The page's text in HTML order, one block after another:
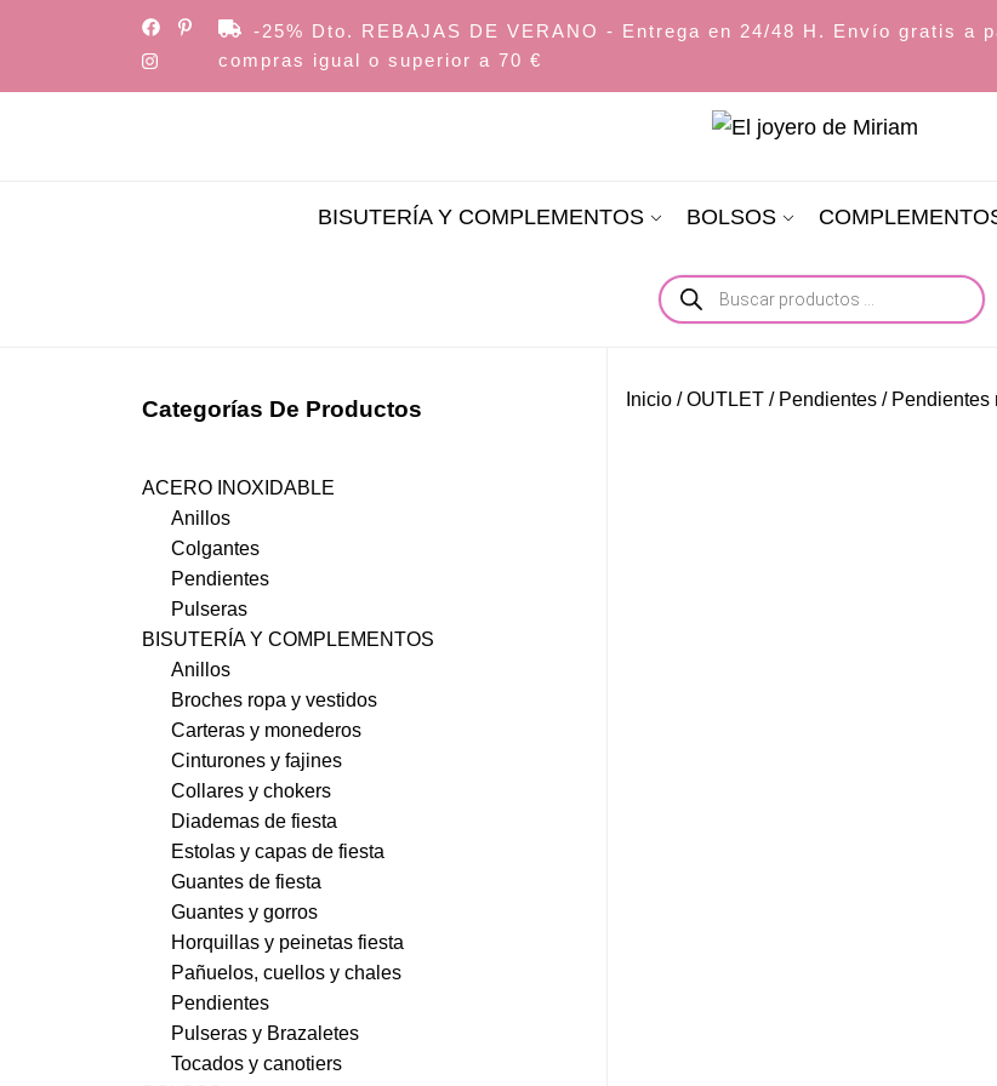
-25% Dto. REBAJAS DE VERANO - Entrega en 24/48 H. Envío gratis a
compras igual o superior a 70 €
joyero
Miriam
BISUTERÍA Y COMPLEMENTOS BOLSOS
Búsqueda
de
productos
Inicio /OUTLET / Pendientes / Pendientes
Categorías De Productos
ACERO INOXIDABLE
Anillos
Colgantes
Pendientes
Pulseras
BISUTERÍA Y COMPLEMENTOS
Anillos
Broches ropa y vestidos
Carteras y monederos
Cinturones y fajines
Collares y chokers
Diademas de fiesta
Estolas y capas de fiesta
Guantes de fiesta
Guantes y gorros
Horquillas y peinetas fiesta
Pañuelos, cuellos y chales
Pendientes
Pulseras y Brazaletes
Tocados y canotiers